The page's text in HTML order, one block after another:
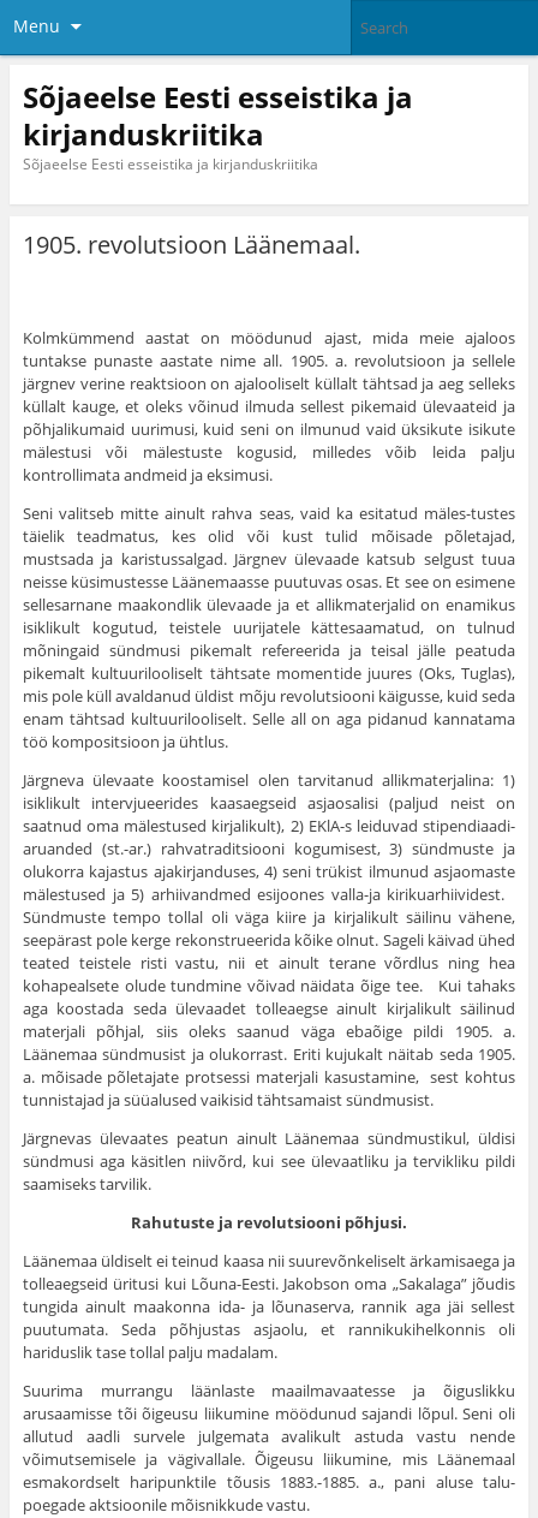
Menu
Sõjaeelse Eesti esseistika ja
kirjanduskriitika
Sõjaeelse Eesti esseistika ja kirjanduskriitika
1905. revolutsioon Läänemaal.
Kolmkümmend aastat on möödunud ajast, mida meie ajaloos
tuntakse punaste aastate nime all. 1905. a. revolutsioon ja sel­lele
järgnev verine reaktsioon on ajalooliselt küllalt tähtsad ja aeg selleks
küllalt kauge, et oleks võinud ilmuda sellest pikemaid üle­vaateid ja
põhjalikumaid uurimusi, kuid seni on ilmunud vaid ük­sikute isikute
mälestusi või mälestuste kogusid, milledes võib leida palju
kontrollimata andmeid ja eksimusi.
Seni valitseb mitte ainult rahva seas, vaid ka esitatud mäles-tustes
täielik teadmatus, kes olid või kust tulid mõisade põletajad,
mustsada ja karistussalgad. Järgnev ülevaade katsub selgust tuua
neisse küsimustesse Läänemaasse puutuvas osas. Et see on esimene
sellesarnane maakondlik ülevaade ja et allikmaterjalid on enamikus
isiklikult kogutud, teistele uurijatele kättesaamatud, on tulnud
mõningaid sündmusi pikemalt refereerida ja teisal jälle peatuda
pikemalt kultuurilooliselt tähtsate momentide juures (Oks, Tuglas),
mis pole küll avaldanud üldist mõju revolutsiooni käigusse, kuid seda
enam tähtsad kultuurilooliselt. Selle all on aga pidanud kannatama
töö kompositsioon ja ühtlus.
Järgneva ülevaate koostamisel olen tarvitanud allikmaterja­lina: 1)
isiklikult intervjueerides kaasaegseid asjaosalisi (paljud neist on
saatnud oma mälestused kirjalikult), 2) EKlA-s leiduvad stipendiaadi-
aruanded (st.-ar.) rahvatraditsiooni kogumisest, 3) sündmuste ja
olukorra kajastus ajakirjanduses, 4) seni trükist il­munud asjaomaste
mälestused ja 5) arhiivandmed esijoones valla-ja kirikuarhiividest.
Sündmuste tempo tollal oli väga kiire ja kir­jalikult säilinu vähene,
seepärast pole kerge rekonstrueerida kõike olnut. Sageli käivad ühed
teated teistele risti vastu, nii et ainult terane võrdlus ning hea
kohapealsete olude tundmine võivad näi­data õige tee. Kui tahaks
aga koostada seda ülevaadet tolleaegse ainult kirjalikult säilinud
materjali põhjal, siis oleks saanud väga ebaõige pildi 1905. a.
Läänemaa sündmusist ja olukorrast. Eriti kujukalt näitab seda 1905.
a. mõisade põletajate protsessi mater­jali kasustamine, sest kohtus
tunnistajad ja süüalused vaikisid tähtsamaist sündmusist.
Järgnevas ülevaates peatun ainult Läänemaa sündmustikul, üldisi
sündmusi aga käsitlen niivõrd, kui see ülevaatliku ja tervik­liku pildi
saamiseks tarvilik.
Rahutuste ja revolutsiooni põhjusi.
Läänemaa üldiselt ei teinud kaasa nii suurevõnkeliselt ärka­misaega ja
tolleaegseid üritusi kui Lõuna-Eesti. Jakobson oma „Sakalaga” jõudis
tungida ainult maakonna ida- ja lõunaserva, rannik aga jäi sellest
puutumata. Seda põhjustas asjaolu, et rannikukihelkonnis oli
hariduslik tase tollal palju madalam.
Suurima murrangu läänlaste maailmavaatesse ja õiguslikku
arusaamisse tõi õigeusu liikumine möödunud sajandi lõpul. Seni oli
allutud aadli survele julgemata avalikult astuda vastu nende
võimutsemisele ja vägivallale. Õigeusu liikumine, mis Läänemaal
esmakordselt haripunktile tõusis 1883.-1885. a., pani aluse talu­
poegade aktsioonile mõisnikkude vastu.